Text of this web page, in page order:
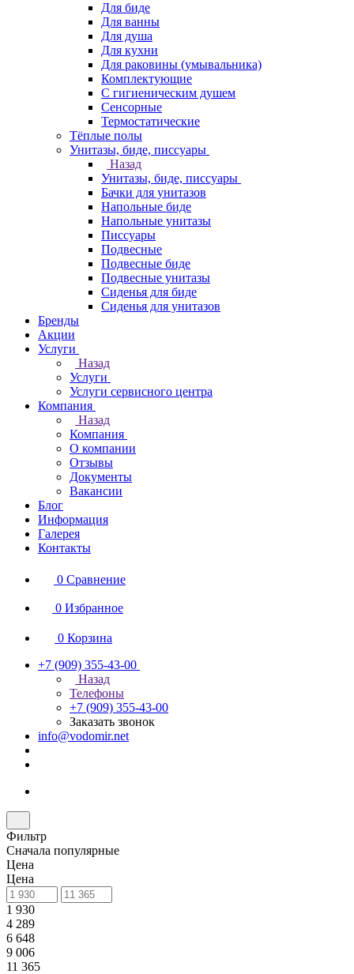
Для биде
Для ванны
Для душа
Для кухни
Для раковины (умывальника)
Комплектующие
С гигиеническим душем
Сенсорные
Термостатические
Тёплые полы
Унитазы, биде, писсуары
Назад
Унитазы, биде, писсуары
Бачки для унитазов
Напольные биде
Напольные унитазы
Писсуары
Подвесные
Подвесные биде
Подвесные унитазы
Сиденья для биде
Сиденья для унитазов
Бренды
Акции
Услуги
Назад
Услуги
Услуги сервисного центра
Компания
Назад
Компания
О компании
Отзывы
Документы
Вакансии
Блог
Информация
Галерея
Контакты
0 Сравнение
0 Избранное
0 Корзина
+7 (909) 355-43-00
Назад
Телефоны
+7 (909) 355-43-00
Заказать звонок
info@vodomir.net
Фильтр
Сначала популярные
Цена
Цена
1 930
4 289
6 648
9 006
11 365